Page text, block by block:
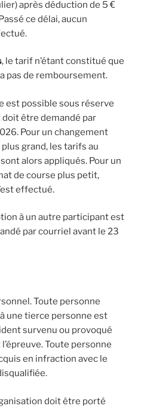
après déduction de 5 €
ce délai, aucun
, le tarif n’étant constitué que
pas de remboursement.
est possible sous réserve
être demandé par
Pour un changement
grand, les tarifs au
alors appliqués. Pour un
de course plus petit,
effectué.
à un autre participant est
par courriel avant le 23
Toute personne
une tierce personne est
survenu ou provoqué
Toute personne
en infraction avec le
doit être porté